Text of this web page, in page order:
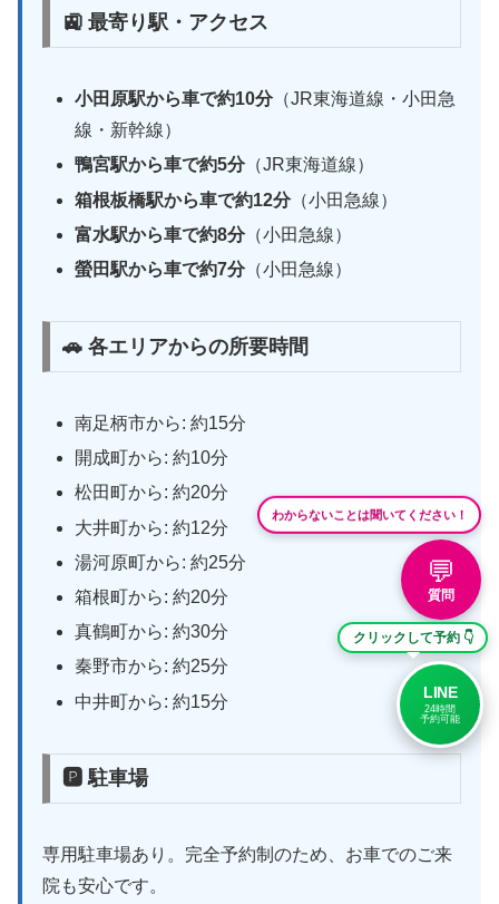
🚉 最寄り駅・アクセス
小田原駅から車で約10分（JR東海道線・小田急
線・新幹線）
鴨宮駅から車で約5分（JR東海道線）
箱根板橋駅から車で約12分（小田急線）
富水駅から車で約8分（小田急線）
螢田駅から車で約7分（小田急線）
🚗 各エリアからの所要時間
南足柄市から: 約15分
開成町から: 約10分
松田町から: 約20分
大井町から: 約12分
湯河原町から: 約25分
箱根町から: 約20分
真鶴町から: 約30分
秦野市から: 約25分
中井町から: 約15分
🅿 駐車場
専用駐車場あり。完全予約制のため、お車でのご来
院も安心です。
わからないことは聞いてください！
💬
質問
クリックして予約 👇
LINE
24時間
予約可能